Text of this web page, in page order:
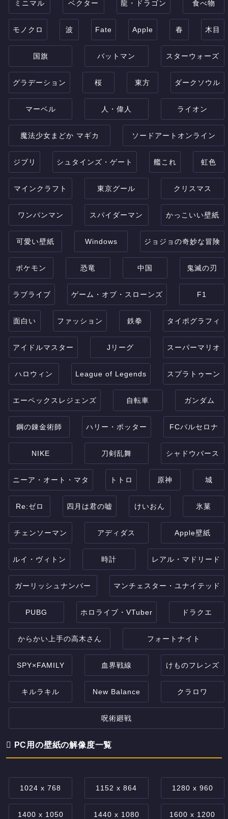
ミニマル ベクター 龍・ドラゴン 食べ物
モノクロ 波 Fate Apple 春 木目
国旗 バットマン スターウォーズ
グラデーション 桜 東方 ダークソウル
マーベル 人・偉人 ライオン
魔法少女まどか マギカ ソードアートオンライン
ジブリ シュタインズ・ゲート 艦これ 虹色
マインクラフト 東京グール クリスマス
ワンパンマン スパイダーマン かっこいい壁紙
可愛い壁紙 Windows ジョジョの奇妙な冒険
ポケモン 恐竜 中国 鬼滅の刃
ラブライブ ゲーム・オブ・スローンズ F1
面白い ファッション 鉄拳 タイポグラフィ
アイドルマスター Jリーグ スーパーマリオ
ハロウィン League of Legends スプラトゥーン
エーペックスレジェンズ 自転車 ガンダム
鋼の錬金術師 ハリー・ポッター FCバルセロナ
NIKE 刀剣乱舞 シャドウバース
ニーア・オート・マタ トトロ 原神 城
Re:ゼロ 四月は君の嘘 けいおん 氷菓
チェンソーマン アディダス Apple壁紙
ルイ・ヴィトン 時計 レアル・マドリード
ガーリッシュナンバー マンチェスター・ユナイテッド
PUBG ホロライブ・VTuber ドラクエ
からかい上手の高木さん フォートナイト
SPY×FAMILY 血界戦線 けものフレンズ
キルラキル New Balance クラロワ
呪術廻戦
PC用の壁紙の解像度一覧
1024 x 768 1152 x 864 1280 x 960
1400 x 1050 1440 x 1080 1600 x 1200